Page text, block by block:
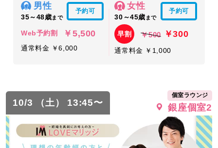
男性
35～48歳まで
予約可
Web予約割 ￥5,500
通常料金 ￥6,000
女性
30～45歳 まで
予約可
早割 ￥500 ￥300
通常料金 ￥1,000
10/3 （土） 13:45〜
個室ラウンジ
銀座個室2